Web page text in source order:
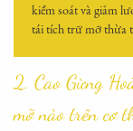
kiểm soát và giảm
tái tích trữ mỡ thừa
2. Cao Gừng
mỡ nào trên cơ